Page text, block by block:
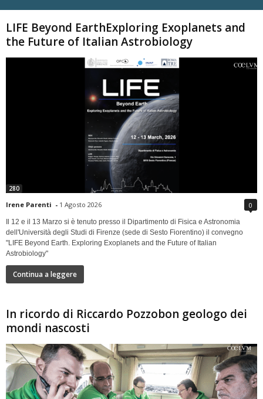
LIFE Beyond EarthExploring Exoplanets and
the Future of Italian Astrobiology
280
Irene Parenti - 1 Agosto 2026 0
Il 12 e il 13 Marzo si è tenuto presso il Dipartimento di Fisica e Astronomia
dell'Università degli Studi di Firenze (sede di Sesto Fiorentino) il convegno
"LIFE Beyond Earth. Exploring Exoplanets and the Future of Italian
Astrobiology"
Continua a leggere
In ricordo di Riccardo Pozzobon geologo dei
mondi nascosti